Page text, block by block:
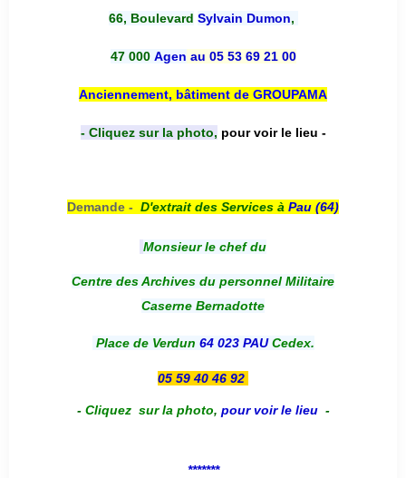
66, Boulevard Sylvain Dumon,
47 000 Agen au 05 53 69 21 00
Anciennement, bâtiment de GROUPAMA
- Cliquez sur la photo, pour voir le lieu -
Demande - D'extrait des Services à Pau (64)
Monsieur le chef du
Centre des Archives du personnel Militaire
Caserne Bernadotte
Place de Verdun 64 023 PAUCedex.
05 59 40 46 92
- Cliquez sur la photo, pour voir le lieu -
*******